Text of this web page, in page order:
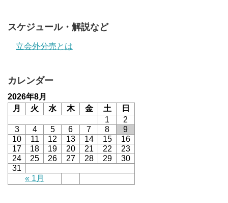
スケジュール・解説など
立会外分売とは
カレンダー
2026年8月
月
火 水 木 金 土 日
« 1月
1
2
3
4 5 6 7 8
9
10
11 12 13 14 15
16
17
18 19 20 21 22
23
24
25 26 27 28 29
30
31